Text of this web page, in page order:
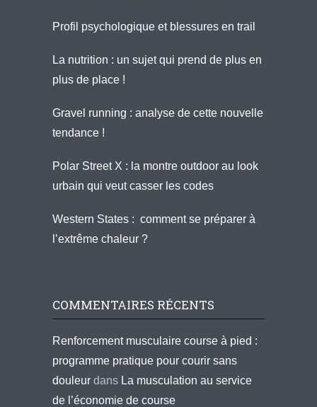
Profil psychologique et blessures en trail
La nutrition : un sujet qui prend de plus en
plus de place !
Gravel running : analyse de cette nouvelle
tendance !
Polar Street X : la montre outdoor au look
urbain qui veut casser les codes
Western States : comment se préparer à
l’extrême chaleur ?
COMMENTAIRES RÉCENTS
Renforcement musculaire course à pied :
programme pratique pour courir sans
douleur dans La musculation au service
de l’économie de course